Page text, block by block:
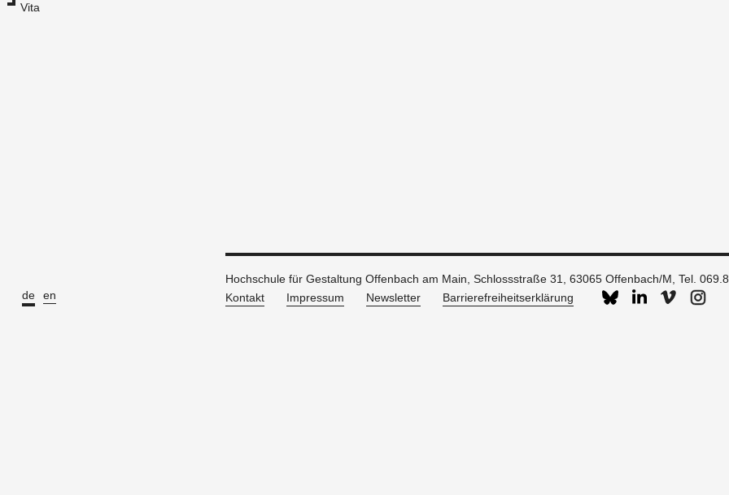
Vita
de en
Hochschule für Gestaltung Offenbach am Main, Schlossstraße 31, 63065 Offenbach/M, Tel.
Kontakt
Impressum Newsletter Barrierefreiheitserklärung